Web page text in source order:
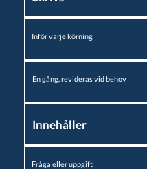
Inför varje körning
En gång, revideras vid behov
Innehåller
Fråga eller uppgift